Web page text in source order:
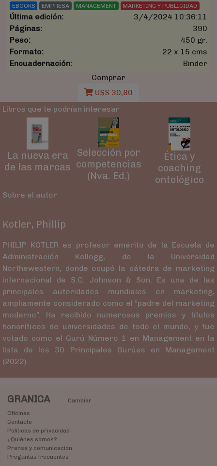
EBOOKS EMPRESA MANAGEMENT MARKETING Y PUBLICIDAD
Última edición:
3/4/2024 10:36:11
Páginas:
390
Peso:
450 gr.
Formato:
22 x 15 cms
Encuadernación:
Binder
Comprar
U$S 30,80
Libros que te podrían interesar
La nueva era
de las marcas
Selección por
competencias
(Nva. Ed.)
Ética y
coaching
ontológico
Sobre el autor
Kotler, Phillip
PHILIP KOTLER es profesor emérito de la Escuela de
Administración Kellogg, de la Universidad
Northewestern, donde ocupó la cátedra de marketing
internacional de S.C. Johnson & Son. Es una de las
principales autoridades mundiales en marketing,
ampliamente considerado como el “padre del marketing
moderno”. Ha recibido numerosos premios y títulos
honoríficos de universidades de todo el mundo, y fue
votado como el Gurú Número 1 en Management en la
lista de los 30 Principales Gurúes en Management
(2022).
GRANICA
Cambiar
Oficinas
Contacto
Políticas de privacidad
¿Quiénes somos?
Prensa y comunicación
Preguntas frecuentes